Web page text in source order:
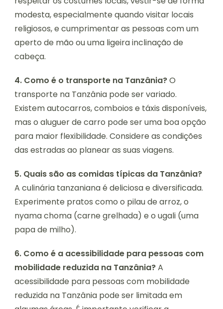
modesta, especialmente quando visitar locais
religiosos, e cumprimentar as pessoas com um
aperto de mão ou uma ligeira inclinação de
cabeça.
4. Como é o transporte na Tanzânia?O
transporte na Tanzânia pode ser variado.
Existem autocarros, comboios e táxis disponíveis,
mas o aluguer de carro pode ser uma boa opção
para maior flexibilidade. Considere as condições
das estradas ao planear as suas viagens.
5. Quais são as comidas típicas da Tanzânia?
A culinária tanzaniana é deliciosa e diversificada.
Experimente pratos como o pilau de arroz, o
nyama choma (carne grelhada) e o ugali (uma
papa de milho).
6. Como é a acessibilidade para pessoas com
mobilidade reduzida na Tanzânia?A
acessibilidade para pessoas com mobilidade
reduzida na Tanzânia pode ser limitada em